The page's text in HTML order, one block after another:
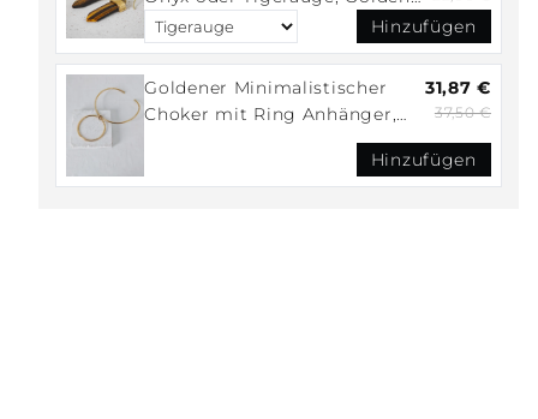
Messing Ohrringe mit
Edelstein, Festival Schmuck,
Hinzufügen
Goldener Minimalistischer
Choker mit Ring Anhänger,
Messing Halsreif mit großem
Choker
31,87 €
37,50 €
Hinzufügen